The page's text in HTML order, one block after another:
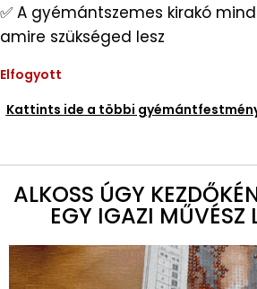
✅ A gyémántszemes kirakó
amire szükséged lesz
Elfogyott
Kattints ide a többi
ALKOSS ÚGY
EGY IGAZI MŰVÉSZ